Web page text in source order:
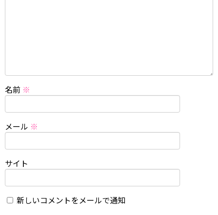
名前 ※
メール ※
サイト
新しいコメントをメールで通知